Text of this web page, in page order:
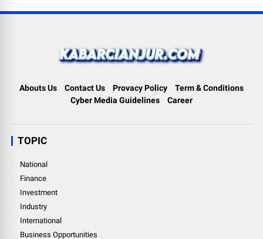
Abouts Us Contact Us Provacy Policy
Term & Conditions
Cyber Media Guidelines
Career
TOPIC
National
Finance
Investment
Industry
International
Business Opportunities